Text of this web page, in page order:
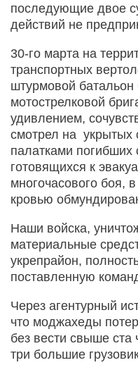
последующие двое
действий не
30-го марта на
транспортных
штурмовой батальон
мотострелковой
удивлением,
смотрел на
палатками погибших
готовящихся к
многочасового боя,
кровью
Наши войска,
материальные
укрепрайон,
поставленную
Через агентурный
что моджахеды
без вести свыше ста
три большие